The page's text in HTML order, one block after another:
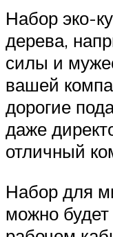
Набор эко-
дерева,
силы и
вашей
дорогие
даже
отличный
Набор для
можно